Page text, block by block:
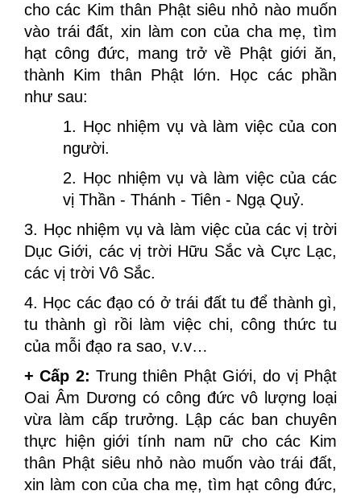
cho các Kim thân Phật siêu nhỏ nào muốn
vào trái đất, xin làm con của cha mẹ, tìm
hạt công đức, mang trở về Phật giới ăn,
thành Kim thân Phật lớn. Học các phần
như sau:
1. Học nhiệm vụ và làm việc của con
người.
2. Học nhiệm vụ và làm việc của các
vị Thần - Thánh - Tiên - Ngạ Quỷ.
3. Học nhiệm vụ và làm việc của các vị trời
Dục Giới, các vị trời Hữu Sắc và Cực Lạc,
các vị trời Vô Sắc.
4. Học các đạo có ở trái đất tu để thành gì,
tu thành gì rồi làm việc chi, công thức tu
của mỗi đạo ra sao, v.v…
+ Cấp 2: Trung thiên Phật Giới, do vị Phật
Oai Âm Dương có công đức vô lượng loại
vừa làm cấp trưởng. Lập các ban chuyên
thực hiện giới tính nam nữ cho các Kim
thân Phật siêu nhỏ nào muốn vào trái đất,
xin làm con của cha mẹ, tìm hạt công đức,